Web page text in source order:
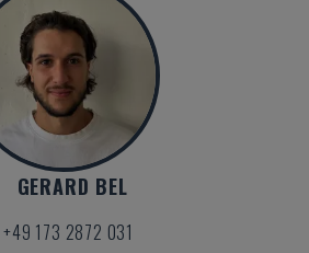
GERARD BEL
+49 173 2872 031